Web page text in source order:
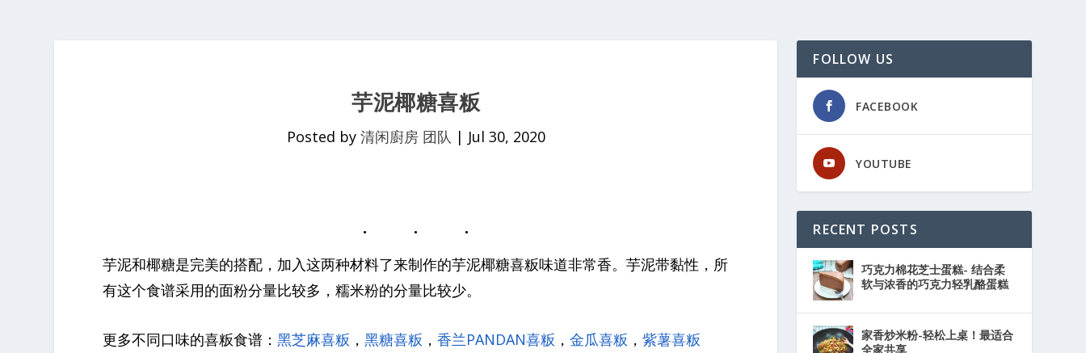
芋泥椰糖喜粄
Posted by 清闲廚房 团队 | Jul 30, 2020
芋泥和椰糖是完美的搭配，加入这两种材料了来制作的芋泥椰糖喜粄味道非常香。芋泥带黏性，所
有这个食谱采用的面粉分量比较多，糯米粉的分量比较少。
更多不同口味的喜粄食谱：黑芝麻喜粄 ，黑糖喜粄 ，香兰PANDAN喜粄 ，金瓜喜粄 ，紫薯喜粄
FOLLOW US
FACEBOOK
YOUTUBE
RECENT POSTS
巧克力棉花芝士蛋糕- 结合柔
软与浓香的巧克力轻乳酪蛋糕
家香炒米粉-轻松上桌！最适合
全家共享